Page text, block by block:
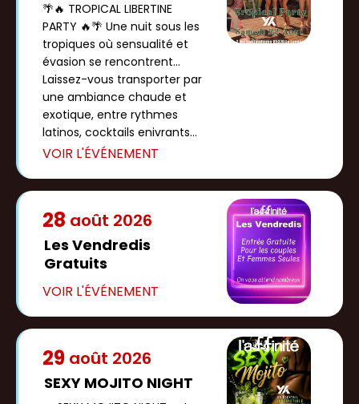
🌴🔥 TROPICAL LIBERTINE
PARTY 🔥🌴 Une nuit sous les
tropiques où sensualité et
évasion se rencontrent...
Laissez-vous transporter par
une ambiance chaude et
exotique, entre rythmes
latinos, cocktails enivrants
et […]
28 août 2026
Les Vendredis
Gratuits
29 août 2026
SEXY MOJITO NIGHT